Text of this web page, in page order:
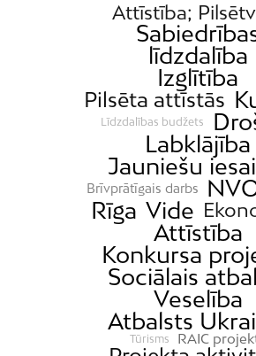
Attīstība;
līdzdalība
Izglītība
Pilsēta attīstās
Līdzdalības budžets
Labklājība
Jauniešu
Brīvprātīgais darbs
Rīga Vide
Attīstība
Konkursa
Sociālais
Veselība
Atbalsts
Tūrisms RAIC